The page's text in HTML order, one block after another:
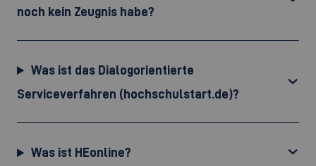
noch kein Zeugnis habe?
Was ist das Dialogorientierte
Serviceverfahren (hochschulstart.de)?
Was ist HEonline?